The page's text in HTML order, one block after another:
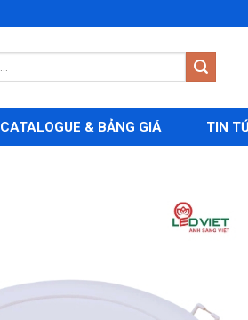
CATALOGUE & BẢNG GIÁ TIN